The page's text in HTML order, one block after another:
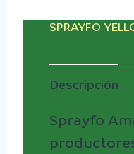
SPRAYFO
Descripción
Sprayfo